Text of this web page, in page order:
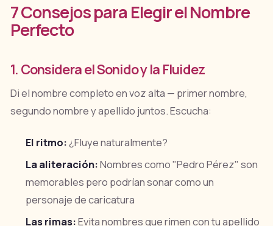
7 Consejos para Elegir el Nombre
Perfecto
1. Considera el Sonido y la Fluidez
Di el nombre completo en voz alta — primer nombre,
segundo nombre y apellido juntos. Escucha:
El ritmo:¿Fluye naturalmente?
La aliteración:Nombres como "Pedro Pérez" son
memorables pero podrían sonar como un
personaje de caricatura
Las rimas:Evita nombres que rimen con tu apellido